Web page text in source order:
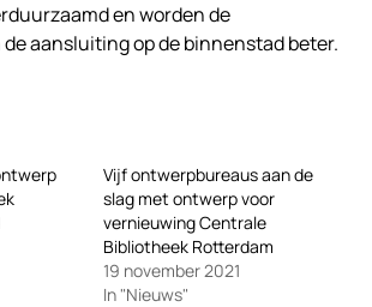
en worden de
aansluiting op de binnenstad beter.
Vijf ontwerpbureaus aan de
slag met ontwerp voor
vernieuwing Centrale
Bibliotheek Rotterdam
19 november 2021
In "Nieuws"